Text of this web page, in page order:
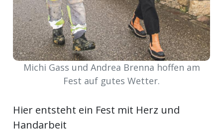
Michi Gass und Andrea Brenna hoffen am
Fest auf gutes Wetter.
Hier entsteht ein Fest mit Herz und
Handarbeit